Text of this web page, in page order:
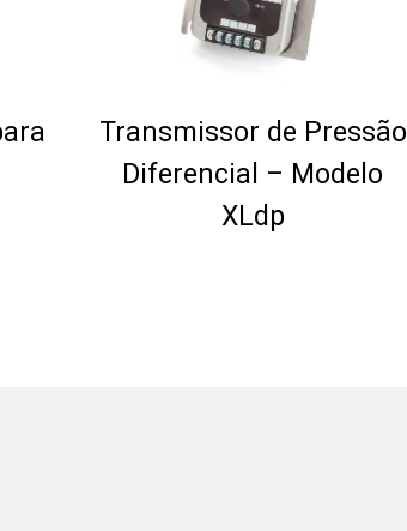
Transmissor de Pressão
Diferencial – Modelo
XLdp